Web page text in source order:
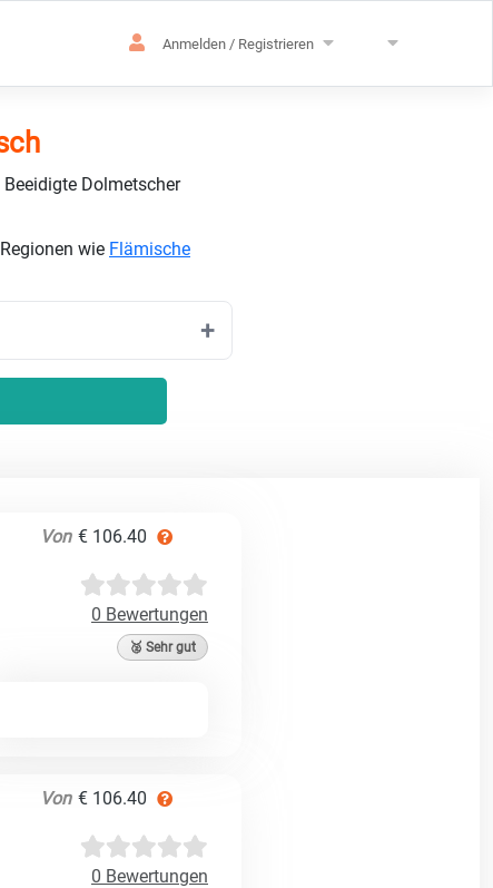
Anmelden / Registrieren
Dolmetscher
wie Flämische
Von € 106.40
0 Bewertungen
🥈 Sehr gut
Von € 106.40
0 Bewertungen